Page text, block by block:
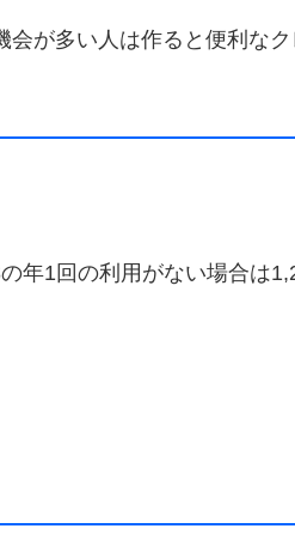
が多い人は作ると便利なク
1回の利用がない場合は